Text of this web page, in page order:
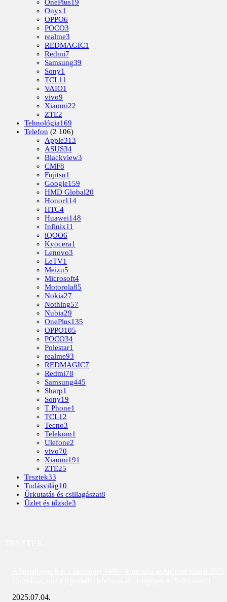
OnePlus19
Onyx1
OPPO6
POCO3
realme3
REDMAGIC1
Redmi7
Samsung39
Sony1
TCL11
VAIO1
vivo9
Xiaomi22
ZTE2
Tehnológia169
Telefon (2 106)
Apple313
ASUS34
Blackview3
CMF8
Fujitsu1
Google159
HMD Global20
Honor114
HTC4
Huawei148
Infinix11
iQOO6
Kyocera1
Lenovo3
LeTV1
Meizu5
Microsoft4
Motorola85
Nokia27
Nothing57
Nubia29
OnePlus135
OPPO105
POCO34
Polestar1
realme93
REDMAGIC7
Redmi78
Samsung445
Sharp1
Sony19
T Phone1
TCL12
Tecno3
Telekom1
Ulefone2
vivo70
Xiaomi191
ZTE25
Tesztek33
Tudásvilág10
Űrkutatás és csillagászat8
Üzlet és tőzsde3
2025.07.04.